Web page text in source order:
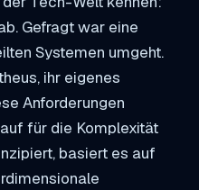
Gefragt war eine
Systemen umgeht.
ihr eigenes
Anforderungen
für die Komplexität
basiert es auf